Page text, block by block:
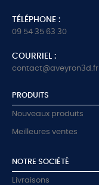
TÉLÉPHONE :
09 54 35 63 30
COURRIEL :
contact@aveyron3d.fr
PRODUITS
Nouveaux produits
Meilleures ventes
NOTRE SOCIÉTÉ
Livraisons